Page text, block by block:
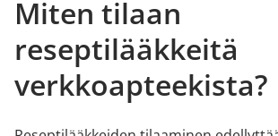
Miten tilaan
reseptilääkkeitä
verkkoapteekista?